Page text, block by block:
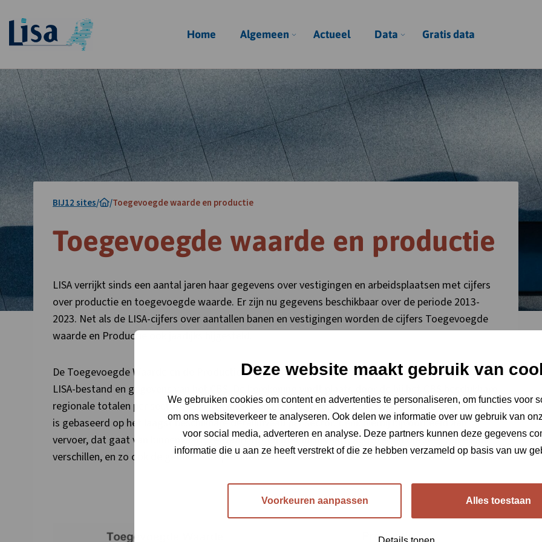
Deze website maakt gebruik van
We gebruiken cookies om content en advertenties te personaliseren, om functies voor
om ons websiteverkeer te analyseren. Ook delen we informatie over uw gebruik van
voor social media, adverteren en analyse. Deze partners kunnen deze gegevens
informatie die u aan ze heeft verstrekt of die ze hebben verzameld op basis van uw
Voorkeuren aanpassen Alles toestaan
Homepagina
Home Algemeen Actueel Data Gratis data
BIJ12 sites/ /Toegevoegde waarde en productie
Toegevoegde waarde en productie
LISA verrijkt sinds een aantal jaren haar gegevens over vestigingen en arbeidsplaatsen met cijfers
over productie en toegevoegde waarde. Er zijn nu gegevens beschikbaar over de periode 2013-
2023. Net als de LISA-cijfers over aantallen banen en vestigingen worden de cijfers Toegevoegde
waarde en Productie ook jaarlijks bijgesteld.
De Toegevoegde Waarde en de Productie worden bepaald door combinatie van gegevens uit het
LISA-bestand en gegevens van het CBS. De berekening vindt plaats door de bij het CBS beschikbare
regionale totalen per sector te verdelen over de LISA-vestigingen in die regio en sector. Het model
is gebaseerd op het laagst beschikbare detailniveau per sector. Denk hierbij bijvoorbeeld aan
vervoer, dat gaat van binnenvaart, zeevaart tot en met luchtvaart, activiteiten die zeer van elkaar
verschillen, en zo ook de gemiddelde productiviteit.